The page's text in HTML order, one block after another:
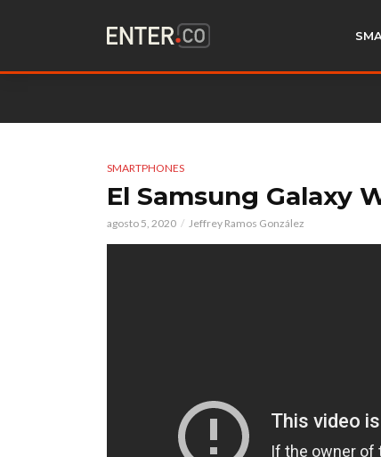
SMARTPHONES
El Samsung Galaxy
agosto 5, 2020 Jeffrey Ramos González